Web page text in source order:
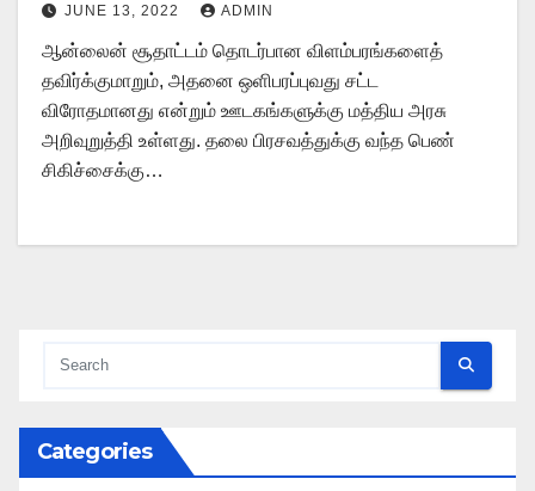
JUNE 13, 2022 ADMIN
ஆன்லைன் சூதாட்டம் தொடர்பான விளம்பரங்களைத்
தவிர்க்குமாறும், அதனை ஒளிபரப்புவது சட்ட
விரோதமானது என்றும் ஊடகங்களுக்கு மத்திய அரசு
அறிவுறுத்தி உள்ளது. தலை பிரசவத்துக்கு வந்த பெண்
சிகிச்சைக்கு…
Categories